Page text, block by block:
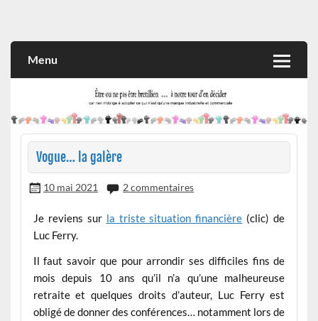
et commerciale
Menu
Vogue… la galère
10 mai 2021 2 commentaires
Je reviens sur la triste situation financière (clic) de
Luc Ferry.
Il faut savoir que pour arrondir ses difficiles fins de
mois depuis 10 ans qu’il n’a qu’une malheureuse
retraite et quelques droits d’auteur, Luc Ferry est
obligé de donner des conférences… notamment lors de